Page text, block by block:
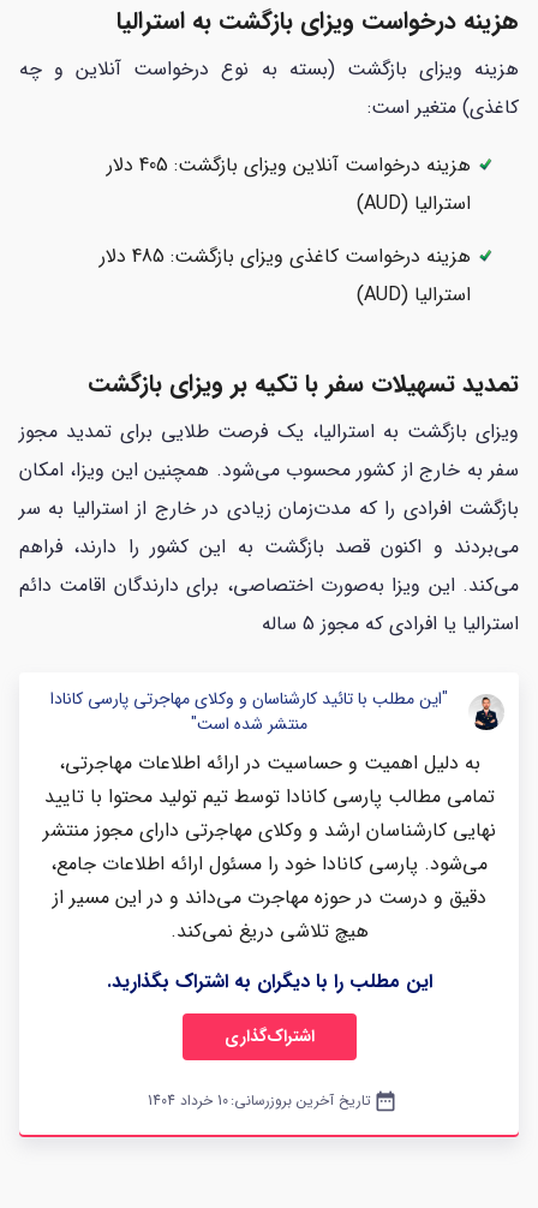
هزینه درخواست ویزای بازگشت به استرالیا
هزینه ویزای بازگشت (بسته به نوع درخواست آنلاین و چه
کاغذی) متغیر است:
هزینه درخواست آنلاین ویزای بازگشت: 405 دلار
استرالیا (AUD)
هزینه درخواست کاغذی ویزای بازگشت: 485 دلار
استرالیا (AUD)
تمدید تسهیلات سفر با تکیه بر ویزای بازگشت
ویزای بازگشت به استرالیا، یک فرصت طلایی برای تمدید مجوز
سفر به خارج از کشور محسوب می‌شود. همچنین این ویزا، امکان
بازگشت افرادی را که مدت‌زمان زیادی در خارج از استرالیا به سر
می‌بردند و اکنون قصد بازگشت به این کشور را دارند، فراهم
می‌کند. این ویزا به‌صورت اختصاصی، برای دارندگان اقامت دائم
استرالیا یا افرادی که مجوز 5 ساله
"این مطلب با تائید کارشناسان و وکلای مهاجرتی پارسی کانادا
منتشر شده است"
به دلیل اهمیت و حساسیت در ارائه اطلاعات مهاجرتی،
تمامی مطالب پارسی کانادا توسط تیم تولید محتوا با تایید
نهایی کارشناسان ارشد و وکلای مهاجرتی دارای مجوز منتشر
می‌شود. پارسی کانادا خود را مسئول ارائه اطلاعات جامع،
دقیق و درست در حوزه مهاجرت می‌داند و در این مسیر از
هیچ تلاشی دریغ نمی‌کند.
این مطلب را با دیگران به اشتراک بگذارید.
اشتراک‌گذاری
date_range تاریخ آخرین بروزرسانی:10 خرداد 1404